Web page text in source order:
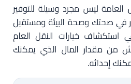
العامة ليس مجرد وسيلة للتوفير
في صحتك وصحة البيئة ومستقبل
استكشاف خيارات النقل العام
من مقدار المال الذي يمكنك
إحداثه.